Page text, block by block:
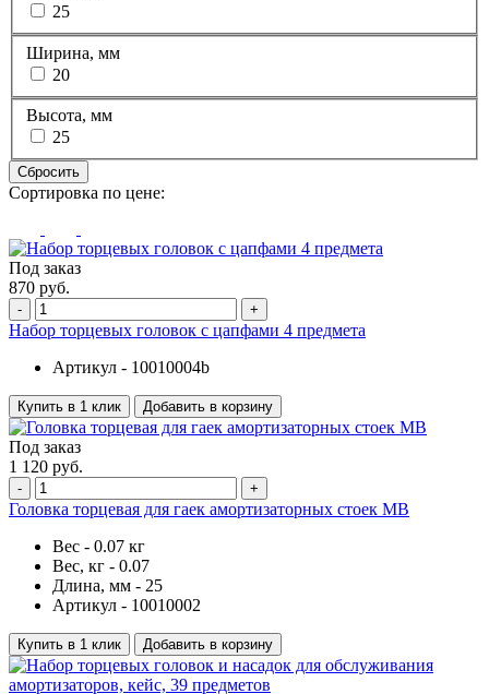
25
Ширина, мм
20
Высота, мм
25
Сбросить
Сортировка по цене:
Под заказ
870 руб.
- +
Набор торцевых головок с цапфами 4 предмета
Артикул - 10010004b
Купить в 1 клик Добавить в корзину
Под заказ
1 120 руб.
- +
Головка торцевая для гаек амортизаторных стоек MB
Вес - 0.07 кг
Вес, кг - 0.07
Длина, мм - 25
Артикул - 10010002
Купить в 1 клик Добавить в корзину